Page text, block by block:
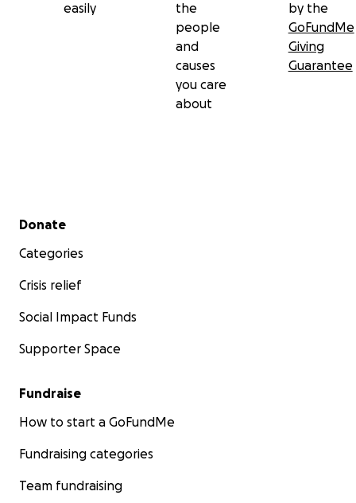
easily
the
people
and
causes
you care
about
by the
GoFundMe
Giving
Guarantee
Secondary menu
Donate
Categories
Crisis relief
Social Impact Funds
Supporter Space
Fundraise
How to start a GoFundMe
Fundraising categories
Team fundraising